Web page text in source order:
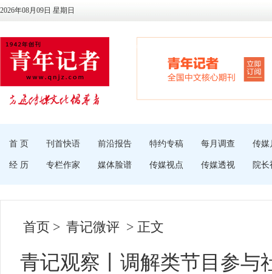
2026年08月09日 星期日
首 页 刊首快语 前沿报告 特约专稿 每月调查 传媒
经 历 专栏作家 媒体脸谱 传媒视点 传媒透视 院长
首页 > 青记微评 > 正文
青记观察丨调解类节目参与